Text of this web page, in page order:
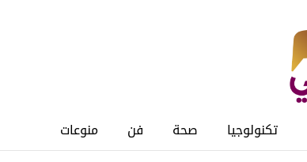
تكنولوجيا صحة فن منوعات